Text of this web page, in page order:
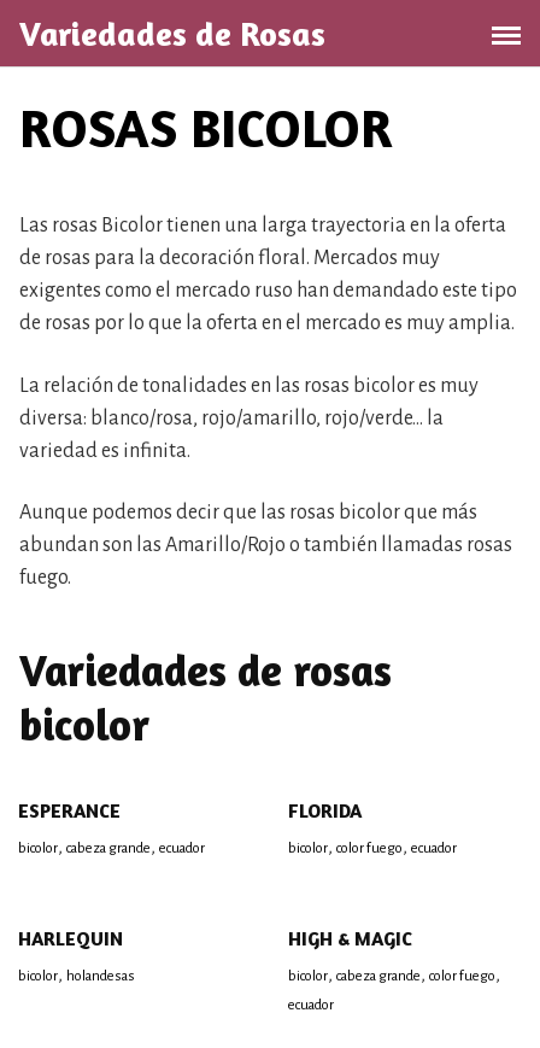
contenido
Variedades de Rosas
ROSAS BICOLOR
Las rosas Bicolor tienen una larga trayectoria en la oferta
de rosas para la decoración floral. Mercados muy
exigentes como el mercado ruso han demandado este tipo
de rosas por lo que la oferta en el mercado es muy amplia.
La relación de tonalidades en las rosas bicolor es muy
diversa: blanco/rosa, rojo/amarillo, rojo/verde… la
variedad es infinita.
Aunque podemos decir que las rosas bicolor que más
abundan son las Amarillo/Rojo o también llamadas rosas
fuego.
Variedades de rosas
bicolor
ESPERANCE
bicolor, cabeza grande, ecuador
FLORIDA
bicolor, color fuego, ecuador
HARLEQUIN
bicolor, holandesas
HIGH & MAGIC
bicolor, cabeza grande, color fuego,
ecuador